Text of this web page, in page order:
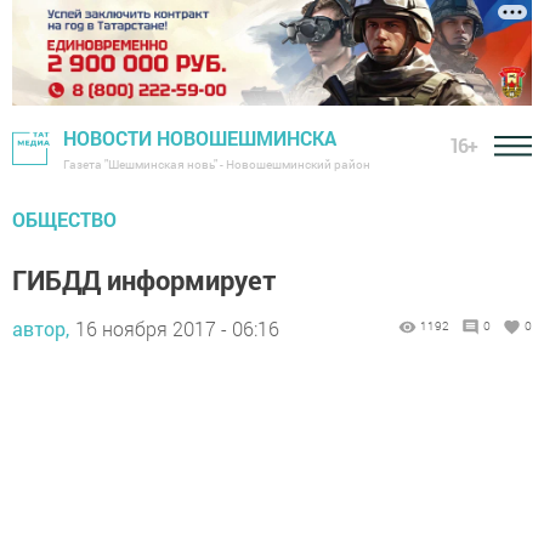
НОВОСТИ НОВОШЕШМИНСКА
Газета "Шешминская новь" - Новошешминский район
16+
ОБЩЕСТВО
ГИБДД информирует
автор, 16 ноября 2017 - 06:16 1192 0 0